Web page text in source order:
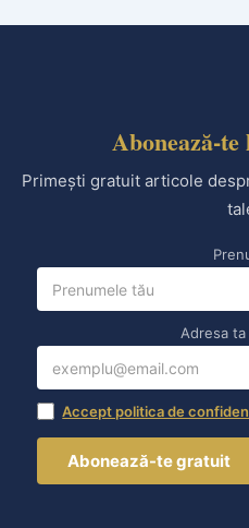
Abonează-
Primești gratuit articole
Adresa
Accept politica de